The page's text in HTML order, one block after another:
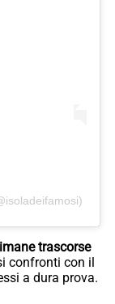
trascorse
confronti con il
a dura prova.